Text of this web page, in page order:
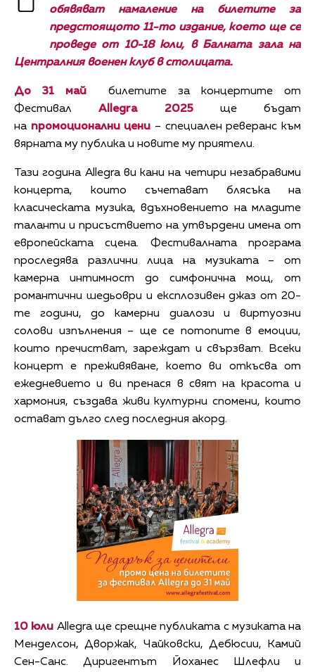
обявяват намаление на билетите за
предстоящото 11-то издание, коeто ще се
проведе от 10-18 юли, в Балната зала на
Централния военен клуб в столицата.
До 31 майбилетите за концертите от
ФестивалAllegra 2025ще бъдат
на промоционални цени – специален реверанс към
вярната му публика и новите му приятели.
Тази година Allegra ви кани на четири незабравими
концерта, които съчетават блясъка на
класическата музика, вдъхновението на младите
таланти и присъствието на утвърдени имена от
европейската сцена. Фестивалната програма
проследява различни лица на музиката – от
камерна интимност до симфонична мощ, от
романтични шедьоври и експлозивен джаз от 20-
те години, до камерни диалози и виртуозни
солови изпълнения – ще се потопите в емоции,
които пречистват, зареждат и свързват. Всеки
концерт е преживяване, което ви откъсва от
ежедневието и ви пренася в свят на красота и
хармония, създава живи културни спомени, които
остават дълго след последния акорд.
10 юли Allegra ще срещне публиката с музиката на
Менделсон, Дворжак, Чайковски, Дебюсии, Камий
Сен-Санс. Диригентът Йоханес Шлефли и